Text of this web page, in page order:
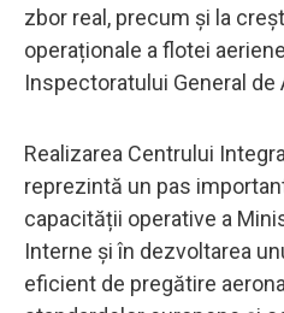
zbor real, precum și la
operaționale a flotei
Inspectoratului General de
Realizarea Centrului
reprezintă un pas
capacității operative a
Interne și în dezvoltarea
eficient de pregătire